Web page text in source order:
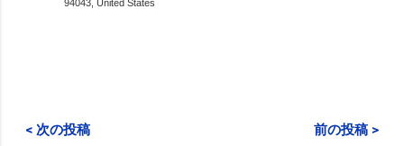
94043, United States
< 次の投稿 前の投稿 >